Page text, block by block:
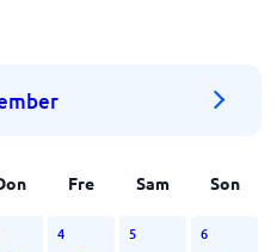
Fre Sam Son
4 5 6